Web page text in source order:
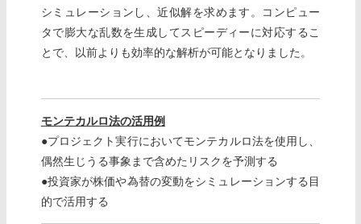
シミュレーションし、近似解を求めます。コンピュー
タで膨大な乱数を生成してスピーディーに対応するこ
とで、以前よりも効率的な解析が可能となりました。
モンテカルロ法の活用例
●プロジェクト実行においてモンテカルロ法を使用し、
偶然生じうる事象まで含めたリスクを予測する
●投資家が株価や為替の変動をシミュレーションする目
的で活用する